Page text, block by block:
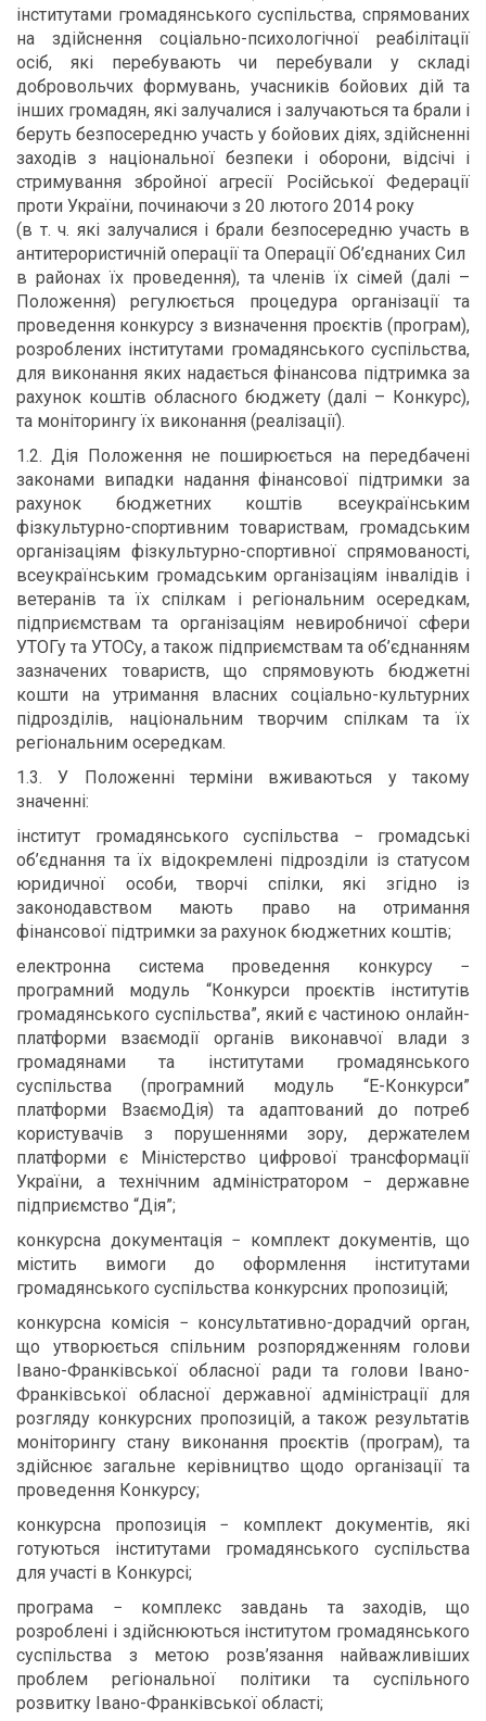
інститутами громадянського суспільства, спрямованих
на здійснення соціально-психологічної реабілітації
осіб, які перебувають чи перебували у складі
добровольчих формувань, учасників бойових дій та
інших громадян, які залучалися і залучаються та брали і
беруть безпосередню участь у бойових діях, здійсненні
заходів з національної безпеки і оборони, відсічі і
стримування збройної агресії Російської Федерації
проти України, починаючи з 20 лютого 2014 року
(в т. ч. які залучалися і брали безпосередню участь в
антитерористичній операції та Операції Об’єднаних Сил
в районах їх проведення), та членів їх сімей (далі –
Положення) регулюється процедура організації та
проведення конкурсу з визначення проєктів (програм),
розроблених інститутами громадянського суспільства,
для виконання яких надається фінансова підтримка за
рахунок коштів обласного бюджету (далі – Конкурс),
та моніторингу їх виконання (реалізації).
1.2. Дія Положення не поширюється на передбачені
законами випадки надання фінансової підтримки за
рахунок бюджетних коштів всеукраїнським
фізкультурно-спортивним товариствам, громадським
організаціям фізкультурно-спортивної спрямованості,
всеукраїнським громадським організаціям інвалідів і
ветеранів та їх спілкам і регіональним осередкам,
підприємствам та організаціям невиробничої сфери
УТОГу та УТОСу, а також підприємствам та об’єднанням
зазначених товариств, що спрямовують бюджетні
кошти на утримання власних соціально-культурних
підрозділів, національним творчим спілкам та їх
регіональним осередкам.
1.3. У Положенні терміни вживаються у такому
значенні:
інститут громадянського суспільства − громадські
об’єднання та їх відокремлені підрозділи із статусом
юридичної особи, творчі спілки, які згідно із
законодавством мають право на отримання
фінансової підтримки за рахунок бюджетних коштів;
електронна система проведення конкурсу −
програмний модуль “Конкурси проєктів інститутів
громадянського суспільства”, який є частиною онлайн-
платформи взаємодії органів виконавчої влади з
громадянами та інститутами громадянського
суспільства (програмний модуль “Е-Конкурси”
платформи ВзаємоДія) та адаптований до потреб
користувачів з порушеннями зору, держателем
платформи є Міністерство цифрової трансформації
України, а технічним адміністратором − державне
підприємство “Дія”;
конкурсна документація − комплект документів, що
містить вимоги до оформлення інститутами
громадянського суспільства конкурсних пропозицій;
конкурсна комісія − консультативно-дорадчий орган,
що утворюється спільним розпорядженням голови
Івано-Франківської обласної ради та голови Івано-
Франківської обласної державної адміністрації для
розгляду конкурсних пропозицій, а також результатів
моніторингу стану виконання проєктів (програм), та
здійснює загальне керівництво щодо організації та
проведення Конкурсу;
конкурсна пропозиція − комплект документів, які
готуються інститутами громадянського суспільства
для участі в Конкурсі;
програма − комплекс завдань та заходів, що
розроблені і здійснюються інститутом громадянського
суспільства з метою розв’язання найважливіших
проблем регіональної політики та суспільного
розвитку Івано-Франківської області;